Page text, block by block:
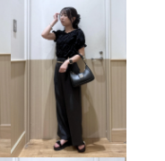
バッグ
プス
BVC16050
BVX36110